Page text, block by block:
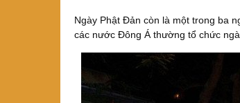
Ngày Phật Đản còn là một trong ba
các nước Đông Á thường tổ chức